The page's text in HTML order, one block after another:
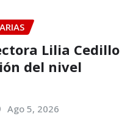
Lilia Cedillo
del nivel
Ago 5, 2026